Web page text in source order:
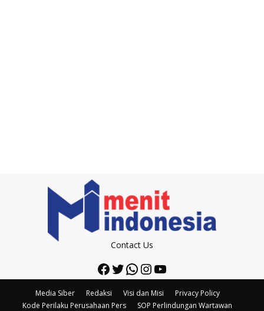
Contact Us
Facebook
Twitter
WhatsApp
Instagram
YouTube
Media Siber Redaksi Visi dan Misi
Privacy Policy
Kode Perilaku Perusahaan Pers
SOP Perlindungan Wartawan